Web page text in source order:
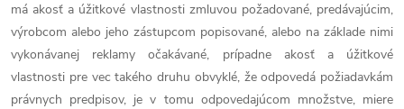
má akosť a úžitkové vlastnosti zmluvou požadované, predávajúcim,
výrobcom alebo jeho zástupcom popisované, alebo na základe nimi
vykonávanej reklamy očakávané, prípadne akosť a úžitkové
vlastnosti pre vec takého druhu obvyklé, že odpovedá požiadavkám
právnych predpisov, je v tomu odpovedajúcom množstve, miere